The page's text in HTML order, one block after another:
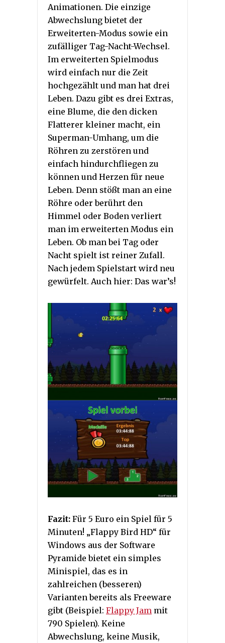
Animationen. Die einzige
Abwechslung bietet der
Erweiterten-Modus sowie ein
zufälliger Tag-Nacht-Wechsel.
Im erweiterten Spielmodus
wird einfach nur die Zeit
hochgezählt und man hat drei
Leben. Dazu gibt es drei Extras,
eine Blume, die den dicken
Flatterer kleiner macht, ein
Superman-Umhang, um die
Röhren zu zerstören und
einfach hindurchfliegen zu
können und Herzen für neue
Leben. Denn stößt man an eine
Röhre oder berührt den
Himmel oder Boden verliert
man im erweiterten Modus ein
Leben. Ob man bei Tag oder
Nacht spielt ist reiner Zufall.
Nach jedem Spielstart wird neu
gewürfelt. Auch hier: Das war’s!
Fazit: Für 5 Euro ein Spiel für 5
Minuten! „Flappy Bird HD“ für
Windows aus der Software
Pyramide bietet ein simples
Minispiel, das es in
zahlreichen (besseren)
Varianten bereits als Freeware
gibt (Beispiel: Flappy Jam mit
790 Spielen). Keine
Abwechslung, keine Musik,